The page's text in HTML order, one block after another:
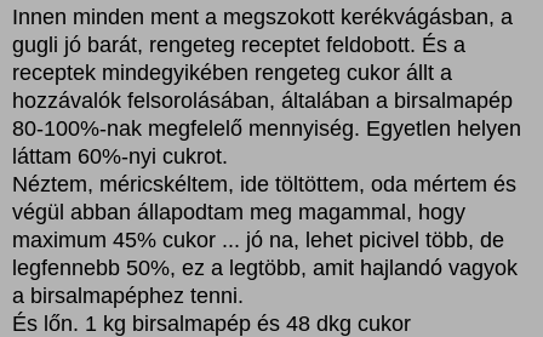
Innen minden ment a megszokott kerékvágásban, a
gugli jó barát, rengeteg receptet feldobott. És a
receptek mindegyikében rengeteg cukor állt a
hozzávalók felsorolásában, általában a birsalmapép
80-100%-nak megfelelő mennyiség. Egyetlen helyen
láttam 60%-nyi cukrot.
Néztem, méricskéltem, ide töltöttem, oda mértem és
végül abban állapodtam meg magammal, hogy
maximum 45% cukor ... jó na, lehet picivel több, de
legfennebb 50%, ez a legtöbb, amit hajlandó vagyok
a birsalmapéphez tenni.
És lőn. 1 kg birsalmapép és 48 dkg cukor